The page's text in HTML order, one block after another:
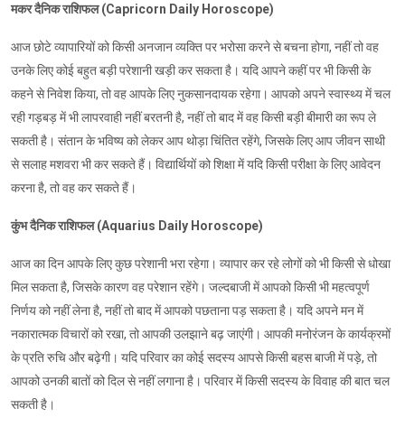
मकर दैनिक राशिफल (Capricorn Daily Horoscope)
आज छोटे व्यापारियों को किसी अनजान व्यक्ति पर भरोसा करने से बचना होगा, नहीं तो वह
उनके लिए कोई बहुत बड़ी परेशानी खड़ी कर सकता है। यदि आपने कहीं पर भी किसी के
कहने से निवेश किया, तो वह आपके लिए नुकसानदायक रहेगा। आपको अपने स्वास्थ्य में चल
रही गड़बड़ में भी लापरवाही नहीं बरतनी है, नहीं तो बाद में वह किसी बड़ी बीमारी का रूप ले
सकती है। संतान के भविष्य को लेकर आप थोड़ा चिंतित रहेंगे, जिसके लिए आप जीवन साथी
से सलाह मशवरा भी कर सकते हैं। विद्यार्थियों को शिक्षा में यदि किसी परीक्षा के लिए आवेदन
करना है, तो वह कर सकते हैं।
कुंभ दैनिक राशिफल (Aquarius Daily Horoscope)
आज का दिन आपके लिए कुछ परेशानी भरा रहेगा। व्यापार कर रहे लोगों को भी किसी से धोखा
मिल सकता है, जिसके कारण वह परेशान रहेंगे। जल्दबाजी में आपको किसी भी महत्वपूर्ण
निर्णय को नहीं लेना है, नहीं तो बाद में आपको पछताना पड़ सकता है। यदि अपने मन में
नकारात्मक विचारों को रखा, तो आपकी उलझाने बढ़ जाएंगी। आपकी मनोरंजन के कार्यक्रमों
के प्रति रुचि और बढ़ेगी। यदि परिवार का कोई सदस्य आपसे किसी बहस बाजी में पड़े, तो
आपको उनकी बातों को दिल से नहीं लगाना है। परिवार में किसी सदस्य के विवाह की बात चल
सकती है।